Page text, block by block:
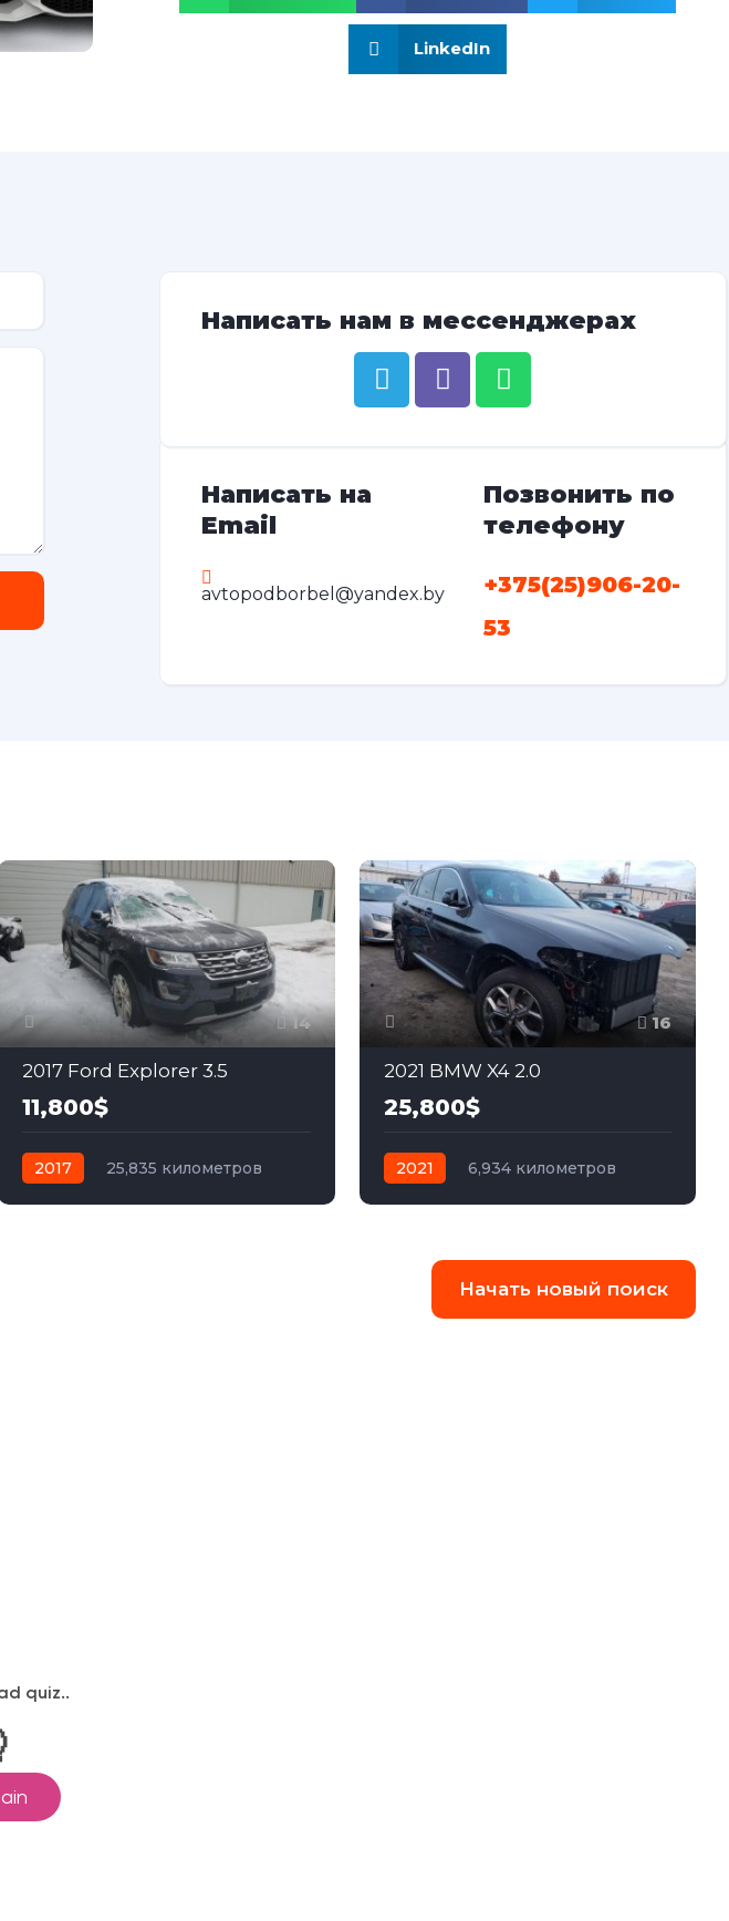
LinkedIn
Написать нам в мессенджерах
Написать на
Email
avtopodborbel@yandex.by
Позвонить по
телефону
+375(25)906-20-
53
14
2017 Ford Explorer 3.5
11,800$
2017
25,835 километров
16
2021 BMW X4 2.0
25,800$
2021
6,934 километров
Начать новый поиск